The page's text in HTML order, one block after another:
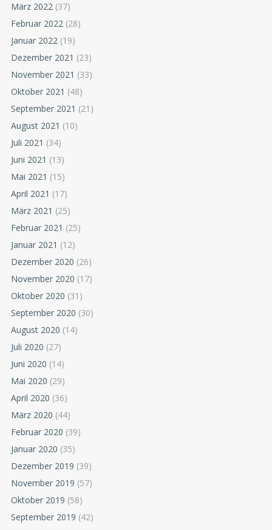
März 2022 (37)
Februar 2022 (28)
Januar 2022 (19)
Dezember 2021 (23)
November 2021 (33)
Oktober 2021 (48)
September 2021 (21)
August 2021 (10)
Juli 2021 (34)
Juni 2021 (13)
Mai 2021 (15)
April 2021 (17)
März 2021 (25)
Februar 2021 (25)
Januar 2021 (12)
Dezember 2020 (26)
November 2020 (17)
Oktober 2020 (31)
September 2020 (30)
August 2020 (14)
Juli 2020 (27)
Juni 2020 (14)
Mai 2020 (29)
April 2020 (36)
März 2020 (44)
Februar 2020 (39)
Januar 2020 (35)
Dezember 2019 (39)
November 2019 (57)
Oktober 2019 (58)
September 2019 (42)